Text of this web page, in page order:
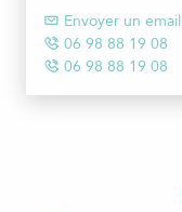
Envoyer un email
06 98 88 19 08
06 98 88 19 08